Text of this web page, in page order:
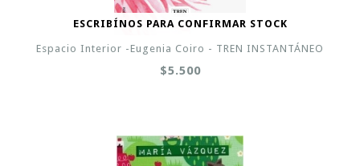
ESCRIBÍNOS PARA CONFIRMAR STOCK
Espacio Interior -Eugenia Coiro - TREN INSTANTÁNEO
$5.500